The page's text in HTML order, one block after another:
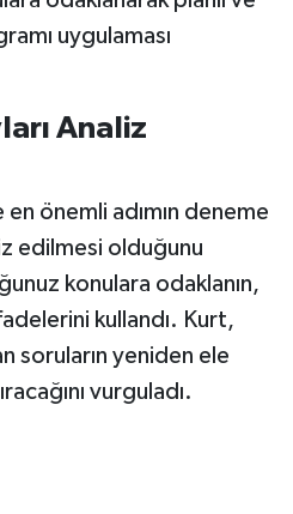
uygulaması
Analiz
önemli adımın deneme
edilmesi olduğunu
konulara odaklanın,
kullandı. Kurt,
soruların yeniden ele
vurguladı.